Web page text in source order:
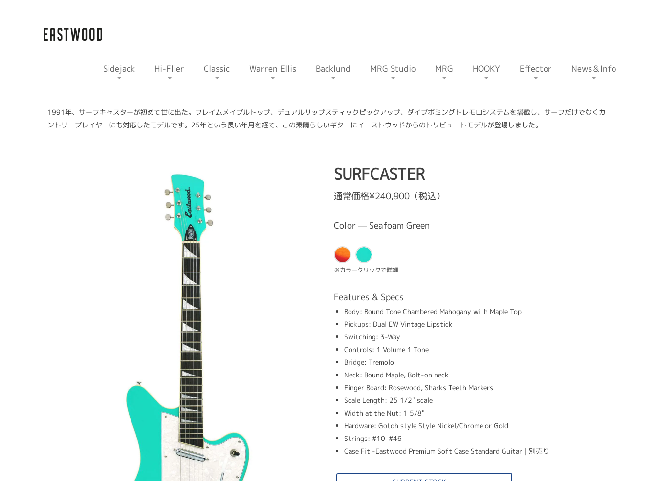
Sidejack Hi-Flier Classic Warren Ellis Backlund MRG Studio MRG HOOKY Effector News＆Info
1991年、サーフキャスターが初めて世に出た。フレイムメイプルトップ、デュアルリップスティックピックアップ、ダイブボミングトレモロシステムを搭載し、サーフだけでなくカ
ントリープレイヤーにも対応したモデルです。25年という長い年月を経て、この素晴らしいギターにイーストウッドからのトリビュートモデルが登場しました。
SURFCASTER
通常価格¥240,900（税込）
Color — Seafoam Green
※カラークリックで詳細
Features & Specs
Body: Bound Tone Chambered Mahogany with Maple Top
Pickups: Dual EW Vintage Lipstick
Switching: 3-Way
Controls: 1 Volume 1 Tone
Bridge: Tremolo
Neck: Bound Maple, Bolt-on neck
Finger Board: Rosewood, Sharks Teeth Markers
Scale Length: 25 1/2" scale
Width at the Nut: 1 5/8"
Hardware: Gotoh style Style Nickel/Chrome or Gold
Strings: #10-#46
Case Fit -Eastwood Premium Soft Case Standard Guitar｜別売り